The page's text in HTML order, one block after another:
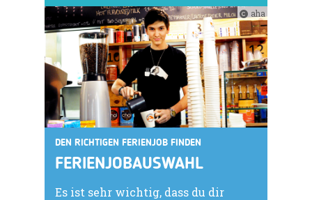
aha
DEN RICHTIGEN FERIENJOB FINDEN
FERIENJOBAUSWAHL
Es ist sehr wichtig, dass du dir